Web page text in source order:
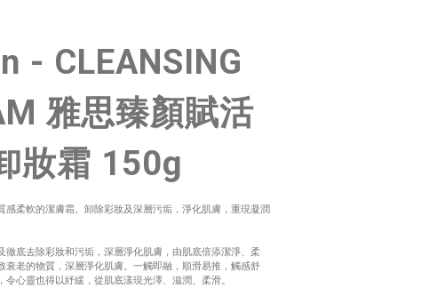
- CLEANSING
雅思臻顏賦活
妝霜 150g
感柔軟的潔膚霜。卸除彩妝及深層污垢，淨化肌膚，重現凝潤
徹底去除彩妝和污垢，深層淨化肌膚，由肌底倍添潔淨、柔
衰老的物質，深層淨化肌膚。一觸即融，順滑易推，觸感舒
令心靈也得以紓緩，從肌底漾現光澤、滋潤、柔滑。